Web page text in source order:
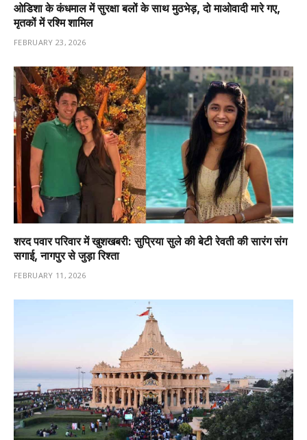
ओडिशा के कंधमाल में सुरक्षा बलों के साथ मुठभेड़, दो माओवादी मारे गए,
मृतकों में रश्मि शामिल
FEBRUARY 23, 2026
शरद पवार परिवार में खुशखबरी: सुप्रिया सुले की बेटी रेवती की सारंग संग
सगाई, नागपुर से जुड़ा रिश्ता
FEBRUARY 11, 2026